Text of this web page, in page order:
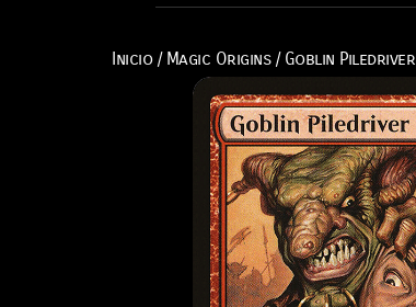
Inicio/ Magic Origins/ Goblin Piledriver